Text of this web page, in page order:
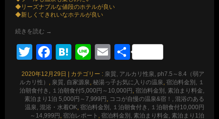
◆リーズナブルな値段のホテルが良い
◆新しくてきれいなホテルが良い
続きを読む →
TwitterFacebook
Hatena
LineEmail
共
有
2020年12月29日 カテゴリー : 泉質, アルカリ性泉, ph7.5～8.4（弱ア
ルカリ性） , 泉質, 自家源泉, 秘湯っ子お気に入りの温泉, 宿泊料金別, １
泊朝食付き, １泊朝食付5,000円～10,000円 , 宿泊料金別, 素泊まり料金,
素泊まり1泊 5,000円～7,999円 , ココが自慢の温泉&宿！, 混浴のある
温泉, 混浴・水着OK, 宿泊料金別, １泊朝食付き, １泊朝食付10,000円
～14,999円 , 宿泊レポート , 宿泊料金別, 素泊まり料金, 素泊まり1泊